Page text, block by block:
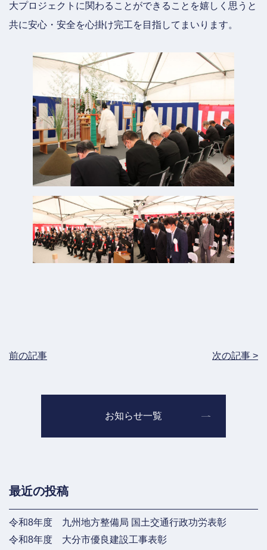
大プロジェクトに関わることができることを嬉しく思うと
共に安心・安全を心掛け完工を目指してまいります。
前の記事 次の記事 >
お知らせ一覧
最近の投稿
令和8年度 九州地方整備局 国土交通行政功労表彰
令和8年度 大分市優良建設工事表彰